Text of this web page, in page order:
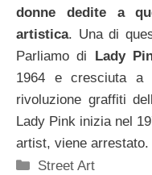
donne dedite a
artistica. Una di
Parliamo di
Lady
1964 e cresciuta a
rivoluzione graffiti
Lady Pink inizia nel
artist, viene arrestato.
Categorie
Street Art